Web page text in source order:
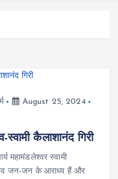
August 25, 2024
कैलाशानंद गिरी
महामंडलेश्वर स्वामी
जन-जन के आराध्य हैं और